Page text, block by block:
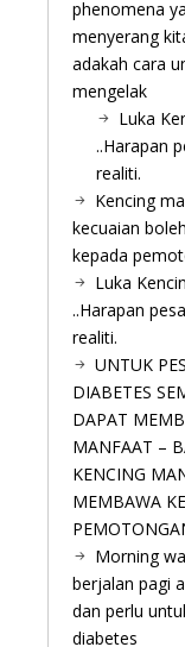
phenomena
menyerang
adakah cara
mengelak
Luka
..Harapan
realiti.
Kencing
kecuaian
kepada
Luka
..Harapan
realiti.
UNTUK
DIABETES
DAPAT
MANFAAT –
KENCING
MEMBAWA
Morning
berjalan pagi
dan perlu
diabetes